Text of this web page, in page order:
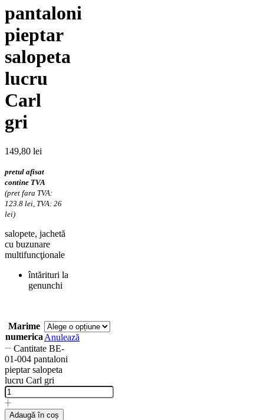
pantaloni
pieptar
salopeta
lucru
Carl
gri
149,80 lei
pretul afisat
contine TVA
(pret fara TVA:
123.8 lei, TVA: 26
lei)
salopete, jachetă
cu buzunare
multifuncţionale
întărituri la
genunchi
Marime
numerica Anulează
Cantitate BE-
01-004 pantaloni
pieptar salopeta
lucru Carl gri
Adaugă în coș